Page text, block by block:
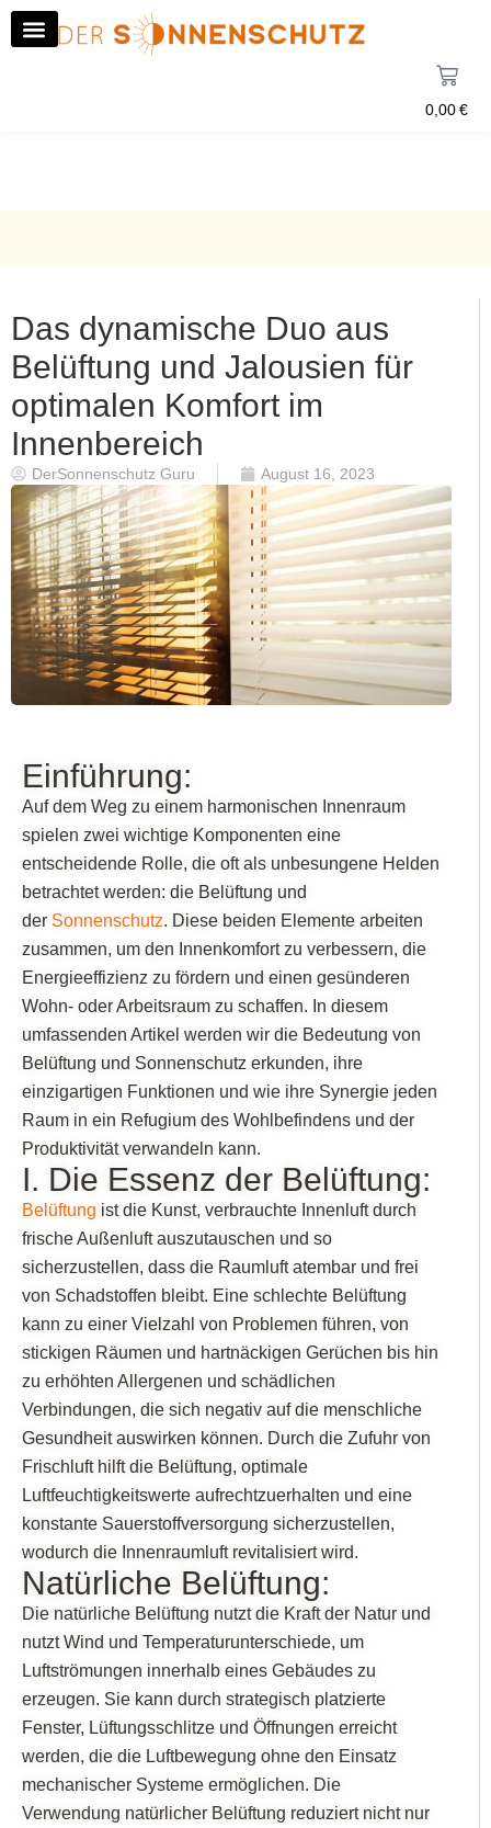
0,00€
Das dynamische Duo aus
Belüftung und Jalousien für
optimalen Komfort im
Innenbereich
DerSonnenschutz Guru August 16, 2023
Einführung:
Auf dem Weg zu einem harmonischen Innenraum
spielen zwei wichtige Komponenten eine
entscheidende Rolle, die oft als unbesungene Helden
betrachtet werden: die Belüftung und
der Sonnenschutz. Diese beiden Elemente arbeiten
zusammen, um den Innenkomfort zu verbessern, die
Energieeffizienz zu fördern und einen gesünderen
Wohn- oder Arbeitsraum zu schaffen. In diesem
umfassenden Artikel werden wir die Bedeutung von
Belüftung und Sonnenschutz erkunden, ihre
einzigartigen Funktionen und wie ihre Synergie jeden
Raum in ein Refugium des Wohlbefindens und der
Produktivität verwandeln kann.
I. Die Essenz der Belüftung:
Belüftung ist die Kunst, verbrauchte Innenluft durch
frische Außenluft auszutauschen und so
sicherzustellen, dass die Raumluft atembar und frei
von Schadstoffen bleibt. Eine schlechte Belüftung
kann zu einer Vielzahl von Problemen führen, von
stickigen Räumen und hartnäckigen Gerüchen bis hin
zu erhöhten Allergenen und schädlichen
Verbindungen, die sich negativ auf die menschliche
Gesundheit auswirken können. Durch die Zufuhr von
Frischluft hilft die Belüftung, optimale
Luftfeuchtigkeitswerte aufrechtzuerhalten und eine
konstante Sauerstoffversorgung sicherzustellen,
wodurch die Innenraumluft revitalisiert wird.
Natürliche Belüftung:
Die natürliche Belüftung nutzt die Kraft der Natur und
nutzt Wind und Temperaturunterschiede, um
Luftströmungen innerhalb eines Gebäudes zu
erzeugen. Sie kann durch strategisch platzierte
Fenster, Lüftungsschlitze und Öffnungen erreicht
werden, die die Luftbewegung ohne den Einsatz
mechanischer Systeme ermöglichen. Die
Verwendung natürlicher Belüftung reduziert nicht nur